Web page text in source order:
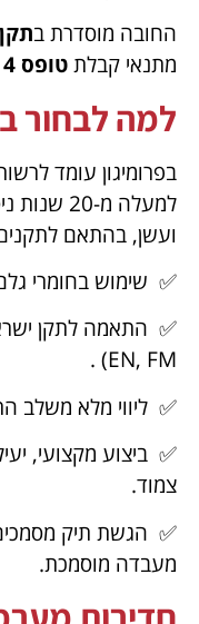
החובה מוסדרת בתקן
מתנאי קבלתטופס 4
למה לבחור
בפרומיגון עומד
למעלה מ-
ועשן, בהתאם
✅ שימוש בחומרי
EN, FM) .
✅ ליווי מלא משלב
✅ ביצוע מקצועי,
צמוד.
מעבדה מוסמכת.